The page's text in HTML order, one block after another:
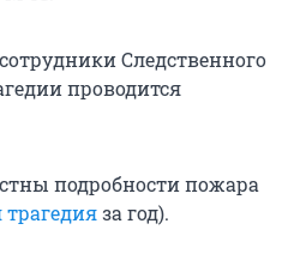
Следственного
проводится
подробности пожара
трагедияза год).